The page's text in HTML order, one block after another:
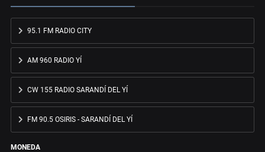
95.1 FM RADIO CITY
AM 960 RADIO YÍ
CW 155 RADIO SARANDÍ DEL YÍ
FM 90.5 OSIRIS - SARANDÍ DEL YÍ
MONEDA